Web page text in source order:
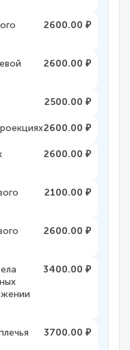
2600.00 ₽
2600.00 ₽
2500.00 ₽
2600.00 ₽
2600.00 ₽
2100.00 ₽
2600.00 ₽
3400.00 ₽
3700.00 ₽